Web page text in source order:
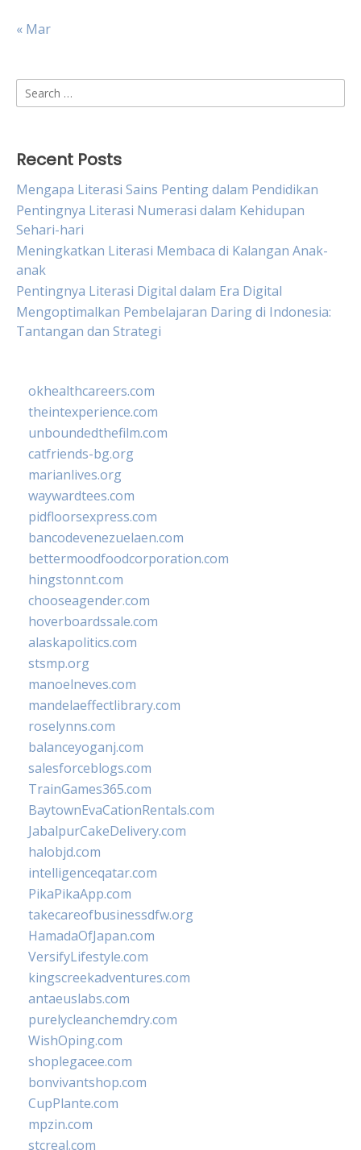
« Mar
Search
for:
Recent Posts
Mengapa Literasi Sains Penting dalam Pendidikan
Pentingnya Literasi Numerasi dalam Kehidupan
Sehari-hari
Meningkatkan Literasi Membaca di Kalangan Anak-
anak
Pentingnya Literasi Digital dalam Era Digital
Mengoptimalkan Pembelajaran Daring di Indonesia:
Tantangan dan Strategi
okhealthcareers.com
theintexperience.com
unboundedthefilm.com
catfriends-bg.org
marianlives.org
waywardtees.com
pidfloorsexpress.com
bancodevenezuelaen.com
bettermoodfoodcorporation.com
hingstonnt.com
chooseagender.com
hoverboardssale.com
alaskapolitics.com
stsmp.org
manoelneves.com
mandelaeffectlibrary.com
roselynns.com
balanceyoganj.com
salesforceblogs.com
TrainGames365.com
BaytownEvaCationRentals.com
JabalpurCakeDelivery.com
halobjd.com
intelligenceqatar.com
PikaPikaApp.com
takecareofbusinessdfw.org
HamadaOfJapan.com
VersifyLifestyle.com
kingscreekadventures.com
antaeuslabs.com
purelycleanchemdry.com
WishOping.com
shoplegacee.com
bonvivantshop.com
CupPlante.com
mpzin.com
stcreal.com